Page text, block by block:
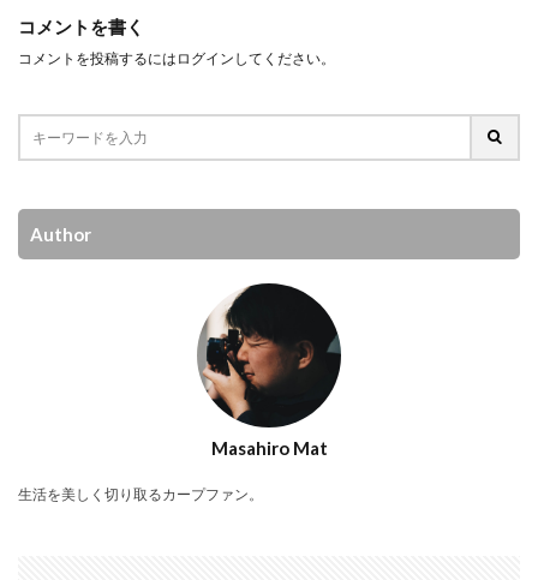
コメントを書く
コメントを投稿するには ログイン してください。
Author
Masahiro Mat
生活を美しく切り取るカープファン。